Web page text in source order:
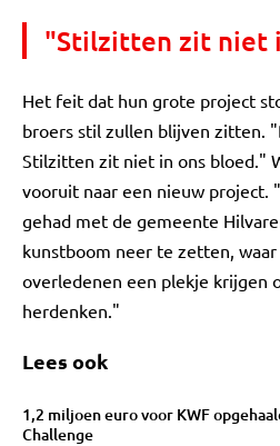
"Stilzitten zit niet
Het feit dat hun grote project
broers stil zullen blijven zitten.
Stilzitten zit niet in ons bloed."
vooruit naar een nieuw project.
gehad met de gemeente
kunstboom neer te zetten, waar
overledenen een plekje krijgen
herdenken."
Lees ook
1,2 miljoen euro voor KWF
Challenge